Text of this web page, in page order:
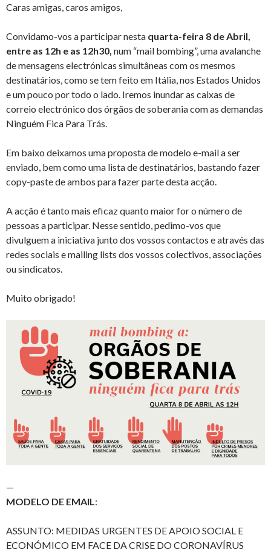
Caras amigas, caros amigos,
Convidamo-vos a participar nesta quarta-feira 8 de Abril,
entre as 12h e as 12h30, num “mail bombing”, uma avalanche
de mensagens electrónicas simultâneas com os mesmos
destinatários, como se tem feito em Itália, nos Estados Unidos
e um pouco por todo o lado. Iremos inundar as caixas de
correio electrónico dos órgãos de soberania com as demandas
Ninguém Fica Para Trás.
Em baixo deixamos uma proposta de modelo e-mail a ser
enviado, bem como uma lista de destinatários, bastando fazer
copy-paste de ambos para fazer parte desta acção.
A acção é tanto mais eficaz quanto maior for o número de
pessoas a participar. Nesse sentido, pedimo-vos que
divulguem a iniciativa junto dos vossos contactos e através das
redes sociais e mailing lists dos vossos colectivos, associações
ou sindicatos.
Muito obrigado!
—
MODELO DE EMAIL:
ASSUNTO: MEDIDAS URGENTES DE APOIO SOCIAL E
ECONÓMICO EM FACE DA CRISE DO CORONAVÍRUS